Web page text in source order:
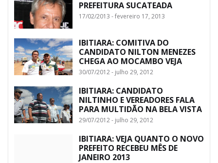
PREFEITURA SUCATEADA
17/02/2013 - fevereiro 17, 2013
IBITIARA: COMITIVA DO
CANDIDATO NILTON MENEZES
CHEGA AO MOCAMBO VEJA
30/07/2012 - julho 29, 2012
IBITIARA: CANDIDATO
NILTINHO E VEREADORES FALA
PARA MULTIDÃO NA BELA VISTA
29/07/2012 - julho 29, 2012
IBITIARA: VEJA QUANTO O NOVO
PREFEITO RECEBEU MÊS DE
JANEIRO 2013